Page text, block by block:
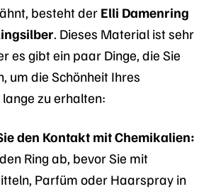
besteht der Elli Damenring
. Dieses Material ist sehr
es gibt ein paar Dinge, die Sie
um die Schönheit Ihres
zu erhalten:
den Kontakt mit Chemikalien:
Ring ab, bevor Sie mit
Parfüm oder Haarspray in